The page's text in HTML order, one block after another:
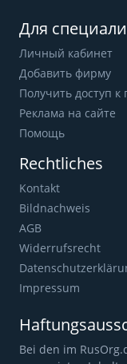
Для
Личный кабинет
Добавить фирму
Получить доступ
Реклама на сайте
Помощь
Rechtliches
Kontakt
Bildnachweis
AGB
Widerrufsrecht
Impressum
Bei den im